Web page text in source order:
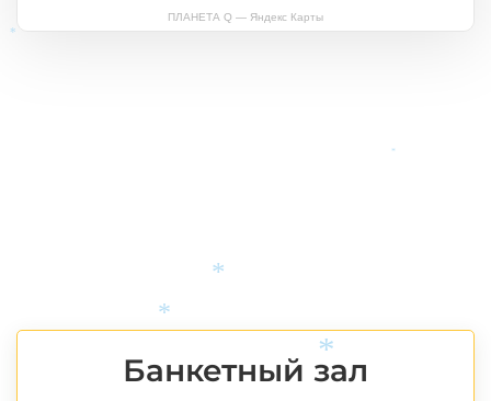
ПЛАНЕТА Q — Яндекс Карты
Банкетный зал
*
*